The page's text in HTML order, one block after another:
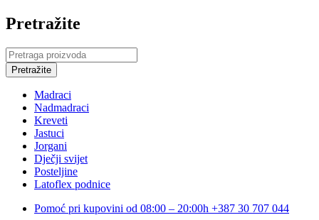
Pretražite
Madraci
Nadmadraci
Kreveti
Jastuci
Jorgani
Dječji svijet
Posteljine
Latoflex podnice
Pomoć pri kupovini od 08:00 – 20:00h +387 30 707 044